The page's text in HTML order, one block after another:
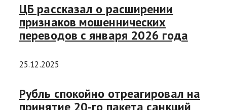
ЦБ рассказал о расширении
признаков мошеннических
переводов с января 2026 года
25.12.2025
Рубль спокойно отреагировал на
принятие 20-го пакета санкций